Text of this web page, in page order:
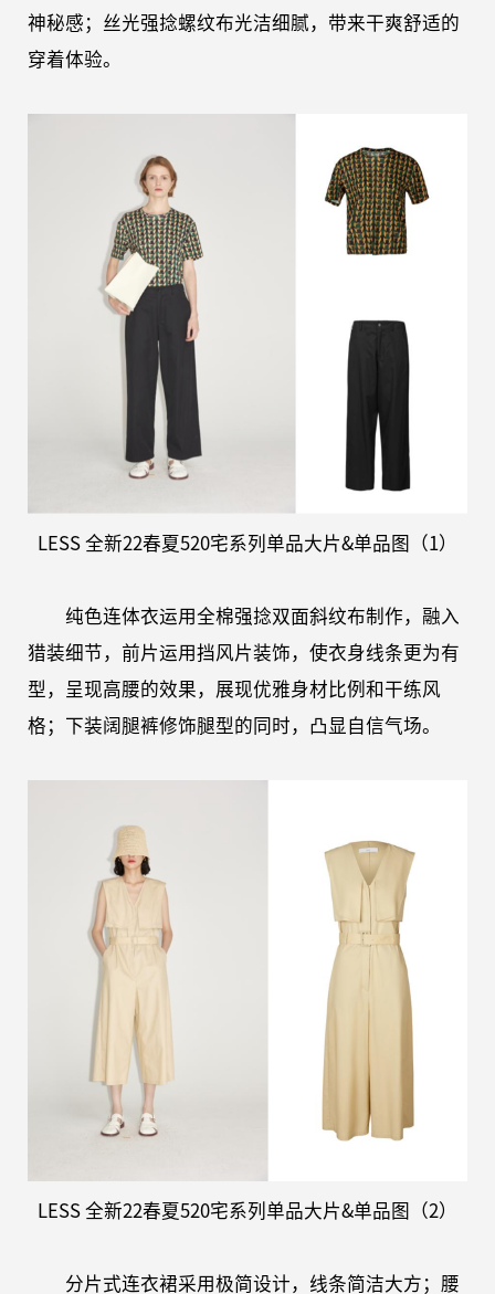
神秘感；丝光强捻螺纹布光洁细腻，带来干爽舒适的
穿着体验。
LESS 全新22春夏520宅系列 单品大片&单品图 （1）
纯色连体衣运用全棉强捻双面斜纹布制作，融入
猎装细节，前片运用挡风片装饰，使衣身线条更为有
型，呈现高腰的效果，展现优雅身材比例和干练风
格；下装阔腿裤修饰腿型的同时，凸显自信气场。
LESS 全新22春夏520宅系列 单品大片&单品图 （2）
分片式连衣裙采用极简设计，线条简洁大方；腰